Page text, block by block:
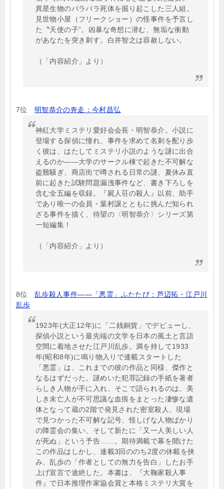
異星生物のバラバラ死体を掘り起こした三人組。
見世物小屋（フリークショー）の怪事件を予言し
た〝天使の子”。凶暴な奇想に潜む、無垢な衝動
があなたを突き刺す。白井智之は容赦しない。
（「内容紹介」より）
7位 明智恭介の奔走：今村昌弘
神紅大学ミステリ愛好会会長・明智恭介。小説に
登場する探偵に憧れ、事件を求めて名刺を配り歩
く彼は、はたしてミステリ小説のような謎に出合
えるのか――大学のサークル棟で起きた不可解な
盗難騒ぎ、商店街で噂される日常の謎、夏休み直
前に起きた試験問題漏洩事件など、書き下ろしを
含む全五編を収録。『屍人荘の殺人』以前、助手
であり唯一の会員・葉村譲とともに挑んだ知られ
ざる事件を描く、待望の〈明智恭介〉シリーズ第
一短編集！
（「内容紹介」より）
8位 乱歩殺人事件――「悪霊」ふたたび：芦辺拓・江戸川
乱歩
1923年(大正12年)に「二銭銅貨」でデビューし、
探偵小説という最先端の文学を日本の風土と言語
空間に着地させた江戸川乱歩。満を持して1933
年(昭和8年)に鳴り物入りで連載スタートした
「悪霊」は、これまでの彼の作品と同様、傑作と
なるはずだった。謎めいた犯罪記録の手紙を著者
らしき人物が手に入れ、そこで語られるのは、美
しき未亡人が不可思議な血痕をまとった凄惨な遺
体となって蔵の2階で発見された密室殺人、現場
で見つかった不可解な記号、怪しげな人物ばかり
の降霊会の集い、そして新たに「又一人美しい人
が死ぬ」という予告……。期待満載で幕を開けた
この作品はしかし、連載3回ののち2度の休載を挟
み、乱歩の「作者としての無力を告白」したお手
上げ宣言で途絶した。本書は、『大鞠家殺人事
件』で日本推理作家協会賞と本格ミステリ大賞を